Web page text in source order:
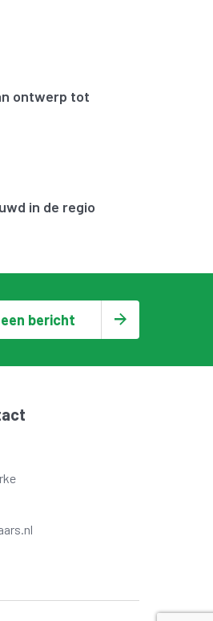
ontwerp tot
in de regio
bericht